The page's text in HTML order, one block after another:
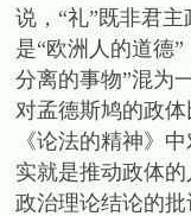
说，“礼”既非君
是“欧洲人的道德
分离的事物”混为
对孟德斯鸠的政
《论法的精神》
实就是推动政体
政治理论结论的